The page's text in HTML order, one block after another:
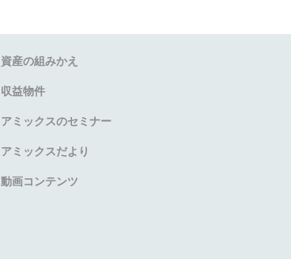
資産の組みかえ
収益物件
アミックスのセミナー
アミックスだより
動画コンテンツ